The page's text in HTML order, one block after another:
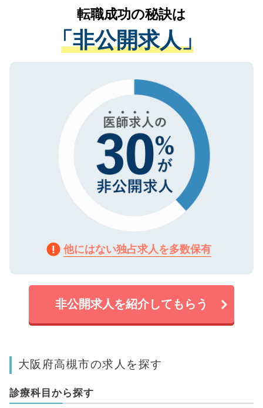
は、個人情報の取り扱いについての厳密な
管理基準を満たした事業者のみに付与され
る、プライバシーマークを取得済みです。
で、機密保持に関してもご安心ください。
かがいして、現在の医療機関の状況や紹介
経験をまじえながら、適切なアドバイスを
させていただきます。すぐにご転職をされ
ない方には、長期的なサポートが可能です
ので、まずはご登録ください。
転職成功の秘訣は
「非公開求人」
他にはない独占求人を多数保有
非公開求人を紹介してもらう
大阪府高槻市の求人を探す
診療科目から探す